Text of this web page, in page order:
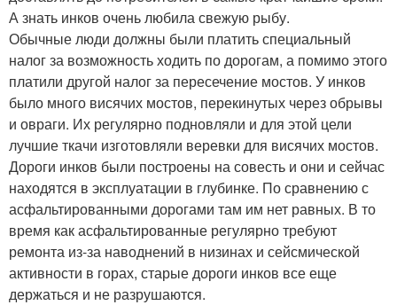
А знать инков очень любила свежую рыбу.
Обычные люди должны были платить специальный
налог за возможность ходить по дорогам, а помимо этого
платили другой налог за пересечение мостов. У инков
было много висячих мостов, перекинутых через обрывы
и овраги. Их регулярно подновляли и для этой цели
лучшие ткачи изготовляли веревки для висячих мостов.
Дороги инков были построены на совесть и они и сейчас
находятся в эксплуатации в глубинке. По сравнению с
асфальтированными дорогами там им нет равных. В то
время как асфальтированные регулярно требуют
ремонта из-за наводнений в низинах и сейсмической
активности в горах, старые дороги инков все еще
держаться и не разрушаются.